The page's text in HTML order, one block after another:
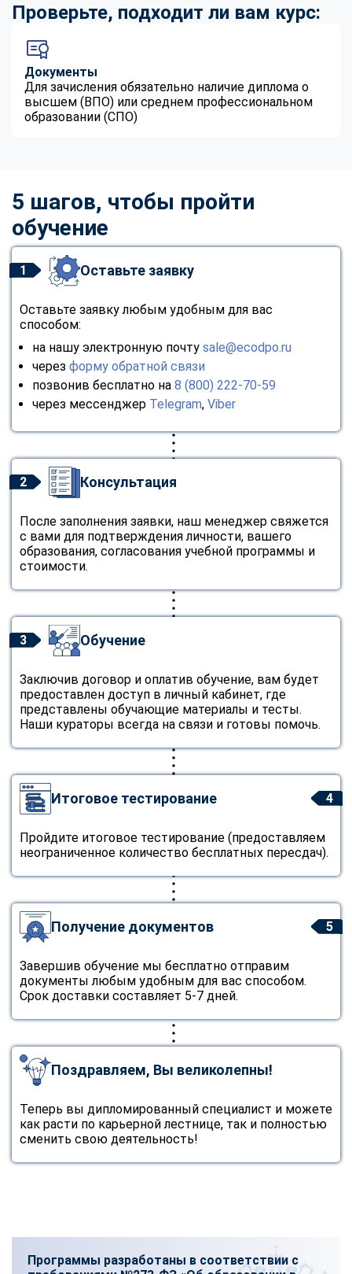
Проверьте, подходит ли вам курс:
Документы
Для зачисления обязательно наличие диплома о
высшем (ВПО) или среднем профессиональном
образовании (СПО)
5 шагов, чтобы пройти
обучение
1 Оставьте заявку
Оставьте заявку любым удобным для вас
способом:
на нашу электронную почту sale@ecodpo.ru
через форму обратной связи
позвонив бесплатно на 8 (800) 222-70-59
через мессенджер Telegram, Viber
2 Консультация
После заполнения заявки, наш менеджер свяжется
с вами для подтверждения личности, вашего
образования, согласования учебной программы и
стоимости.
3 Обучение
Заключив договор и оплатив обучение, вам будет
предоставлен доступ в личный кабинет, где
представлены обучающие материалы и тесты.
Наши кураторы всегда на связи и готовы помочь.
4
Итоговое тестирование
Пройдите итоговое тестирование (предоставляем
неограниченное количество бесплатных пересдач).
5
Получение документов
Завершив обучение мы бесплатно отправим
документы любым удобным для вас способом.
Срок доставки составляет 5-7 дней.
Поздравляем, Вы великолепны!
Теперь вы дипломированный специалист и можете
как расти по карьерной лестнице, так и полностью
сменить свою деятельность!
Программы разработаны в соответствии с